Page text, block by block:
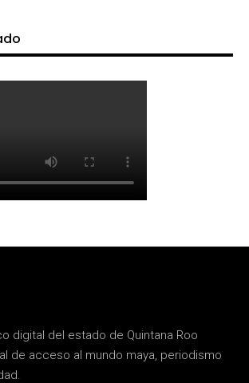
digital del estado de Quintana Roo
de acceso al mundo maya, periodismo